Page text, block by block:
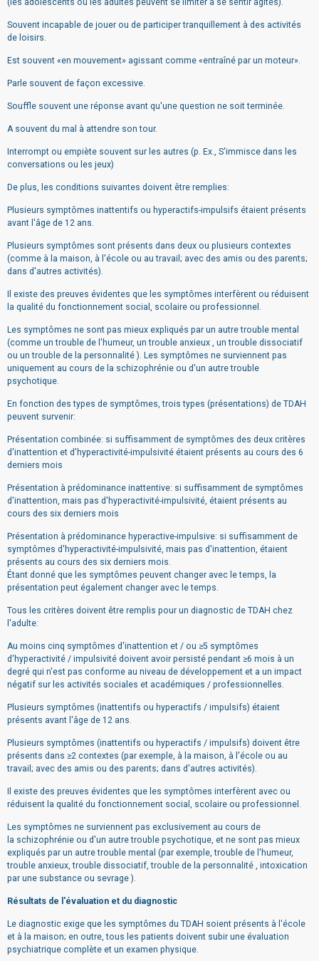
(les adolescents ou les adultes peuvent se limiter à se sentir agités).
Souvent incapable de jouer ou de participer tranquillement à des activités
de loisirs.
Est souvent «en mouvement» agissant comme «entraîné par un moteur».
Parle souvent de façon excessive.
Souffle souvent une réponse avant qu'une question ne soit terminée.
A souvent du mal à attendre son tour.
Interrompt ou empiète souvent sur les autres (p. Ex., S'immisce dans les
conversations ou les jeux)
De plus, les conditions suivantes doivent être remplies:
Plusieurs symptômes inattentifs ou hyperactifs-impulsifs étaient présents
avant l'âge de 12 ans.
Plusieurs symptômes sont présents dans deux ou plusieurs contextes
(comme à la maison, à l'école ou au travail; avec des amis ou des parents;
dans d'autres activités).
Il existe des preuves évidentes que les symptômes interfèrent ou réduisent
la qualité du fonctionnement social, scolaire ou professionnel.
Les symptômes ne sont pas mieux expliqués par un autre trouble mental
(comme un trouble de l'humeur, un trouble anxieux , un trouble dissociatif
ou un trouble de la personnalité ). Les symptômes ne surviennent pas
uniquement au cours de la schizophrénie ou d'un autre trouble
psychotique.
En fonction des types de symptômes, trois types (présentations) de TDAH
peuvent survenir:
Présentation combinée: si suffisamment de symptômes des deux critères
d'inattention et d'hyperactivité-impulsivité étaient présents au cours des 6
derniers mois
Présentation à prédominance inattentive: si suffisamment de symptômes
d'inattention, mais pas d'hyperactivité-impulsivité, étaient présents au
cours des six derniers mois
Présentation à prédominance hyperactive-impulsive: si suffisamment de
symptômes d'hyperactivité-impulsivité, mais pas d'inattention, étaient
présents au cours des six derniers mois.
Étant donné que les symptômes peuvent changer avec le temps, la
présentation peut également changer avec le temps.
Tous les critères doivent être remplis pour un diagnostic de TDAH chez
l'adulte:
Au moins cinq symptômes d'inattention et / ou ≥5 symptômes
d'hyperactivité / impulsivité doivent avoir persisté pendant ≥6 mois à un
degré qui n'est pas conforme au niveau de développement et a un impact
négatif sur les activités sociales et académiques / professionnelles.
Plusieurs symptômes (inattentifs ou hyperactifs / impulsifs) étaient
présents avant l'âge de 12 ans.
Plusieurs symptômes (inattentifs ou hyperactifs / impulsifs) doivent être
présents dans ≥2 contextes (par exemple, à la maison, à l'école ou au
travail; avec des amis ou des parents; dans d'autres activités).
Il existe des preuves évidentes que les symptômes interfèrent avec ou
réduisent la qualité du fonctionnement social, scolaire ou professionnel.
Les symptômes ne surviennent pas exclusivement au cours de
la schizophrénie ou d'un autre trouble psychotique, et ne sont pas mieux
expliqués par un autre trouble mental (par exemple, trouble de l'humeur,
trouble anxieux, trouble dissociatif, trouble de la personnalité , intoxication
par une substance ou sevrage ).
Résultats de l'évaluation et du diagnostic
Le diagnostic exige que les symptômes du TDAH soient présents à l'école
et à la maison; en outre, tous les patients doivent subir une évaluation
psychiatrique complète et un examen physique.